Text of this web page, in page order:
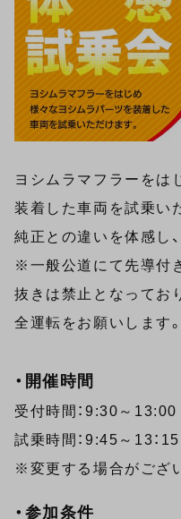
ヨシムラマフラーをは
装着した車両を試乗い
純正との違いを体感し
※一般公道にて先導付
抜きは禁止となってお
全運転をお願いします。
・開催時間
受付時間：9:30～13:00
試乗時間：9:45～13：15
※変更する場合がござ
・参加条件